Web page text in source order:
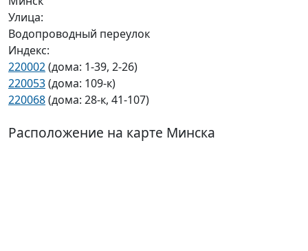
Улица:
Водопроводный переулок
Индекс:
220002(дома: 1-39, 2-26)
220053(дома: 109-к)
220068(дома: 28-к, 41-107)
Расположение на карте Минска